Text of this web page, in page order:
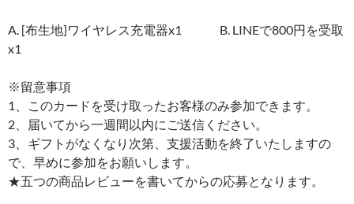
A. [布生地]ワイヤレス充電器x1 B. LINEで800円を受取
x1
※留意事項
1、このカードを受け取ったお客様のみ参加できます。
2、届いてから一週間以内にご送信ください。
3、ギフトがなくなり次第、支援活動を終了いたしますの
で、早めに参加をお願いします。
★五つの商品レビューを書いてからの応募となります。